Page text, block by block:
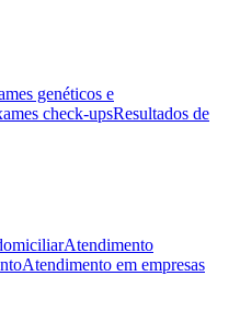
genéticos e
check-upsResultados de
Atendimento
Atendimento em empresas